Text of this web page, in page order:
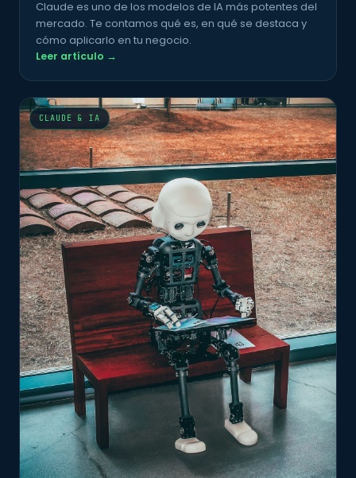
Claude es uno de los modelos de IA más potentes del
mercado. Te contamos qué es, en qué se destaca y
cómo aplicarlo en tu negocio.
Leer artículo →
CLAUDE & IA